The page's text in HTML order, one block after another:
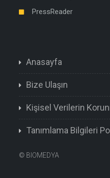
PressReader
Anasayfa
Bize Ulaşın
Kişisel Verilerin
Tanımlama Bilgileri
© BIOMEDYA